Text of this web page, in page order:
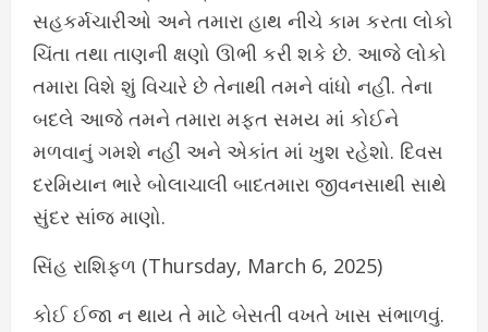
સહકર્મચારીઓ અને તમારા હાથ નીચે કામ કરતા લોકો
ચિંતા તથા તાણની ક્ષણો ઊભી કરી શકે છે. આજે લોકો
તમારા વિશે શું વિચારે છે તેનાથી તમને વાંધો નહીં. તેના
બદલે આજે તમને તમારા મફત સમય માં કોઈને
મળવાનું ગમશે નહીં અને એકાંત માં ખુશ રહેશો. દિવસ
દરમિયાન ભારે બોલાચાલી બાદતમારા જીવનસાથી સાથે
સુંદર સાંજ માણો.
સિંહ રાશિફળ (Thursday, March 6, 2025)
કોઈ ઈજા ન થાય તે માટે બેસતી વખતે ખાસ સંભાળવું.